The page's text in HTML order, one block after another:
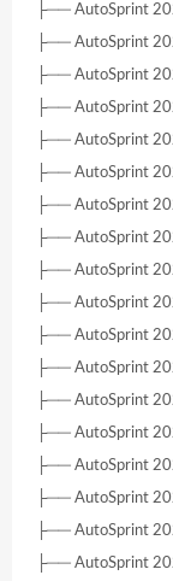
├── AutoSprint
├── AutoSprint
├── AutoSprint
├── AutoSprint
├── AutoSprint
├── AutoSprint
├── AutoSprint
├── AutoSprint
├── AutoSprint
├── AutoSprint
├── AutoSprint
├── AutoSprint
├── AutoSprint
├── AutoSprint
├── AutoSprint
├── AutoSprint
├── AutoSprint
├── AutoSprint